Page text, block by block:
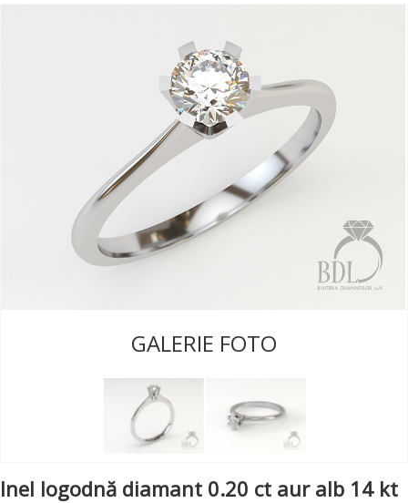
GALERIE FOTO
Inel logodnă diamant 0.20 ct aur alb 14 kt